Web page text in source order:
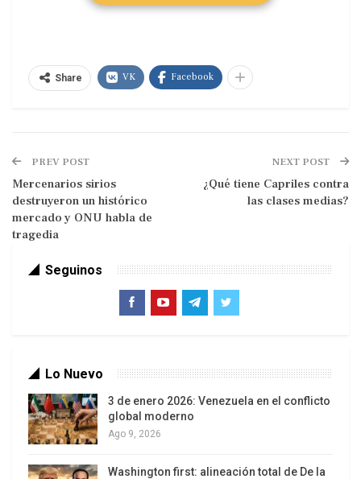
día de las elecciones, se inicia una de las mas
mayoría de los Estados del país. La novedad de
estas elecciones: cada vez mas personas votan
comenzado. En total existen 34 Estados que
elecciones.
La tendencia es que mas personas votaran por
adelantado ya sea en persona o en ausencia, por
Share VK Facebook
PREV POST
Mercenarios sirios
destruyeron un histórico
mercado y ONU habla de
tragedia
NEXT POST
¿Qué tiene Capriles contra
las clases medias?
Seguinos
Lo Nuevo
3 de enero 2026: Venezuela en el conflicto
global moderno
Ago 9, 2026
Washington first: alineación total de De la